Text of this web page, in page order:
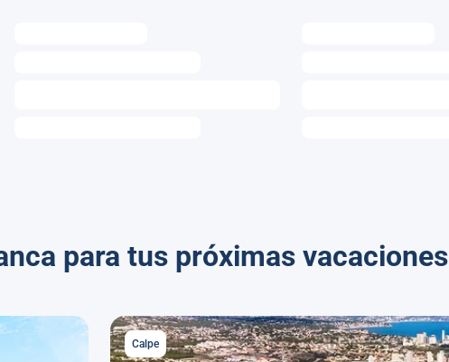
para tus próximas vacaciones
Calpe